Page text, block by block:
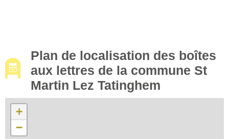
Plan de localisation des boîtes
aux lettres de la commune St
Martin Lez Tatinghem
+
−